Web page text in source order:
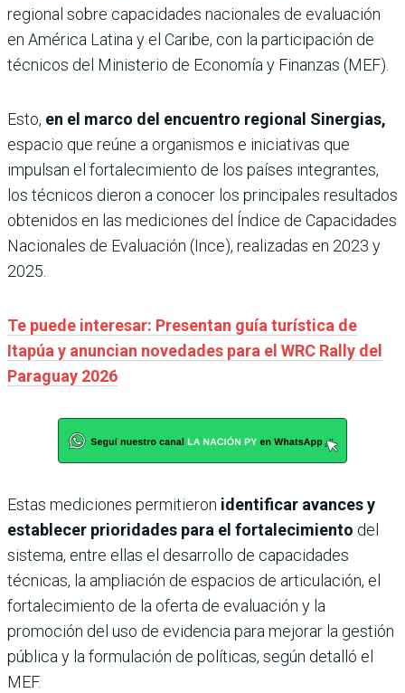
regional sobre capacidades nacionales de evaluación
en América Latina y el Caribe, con la participación de
técnicos del Ministerio de Economía y Finanzas (MEF).
Esto, en el marco del encuentro regional Sinergias,
espacio que reúne a organismos e iniciativas que
impulsan el fortalecimiento de los países integrantes,
los técnicos dieron a conocer los principales resultados
obtenidos en las mediciones del Índice de Capacidades
Nacionales de Evaluación (Ince), realizadas en 2023 y
2025.
Te puede interesar: Presentan guía turística de
Itapúa y anuncian novedades para el WRC Rally del
Paraguay 2026
Estas mediciones permitieron identificar avances y
establecer prioridades para el fortalecimiento del
sistema, entre ellas el desarrollo de capacidades
técnicas, la ampliación de espacios de articulación, el
fortalecimiento de la oferta de evaluación y la
promoción del uso de evidencia para mejorar la gestión
pública y la formulación de políticas, según detalló el
MEF.